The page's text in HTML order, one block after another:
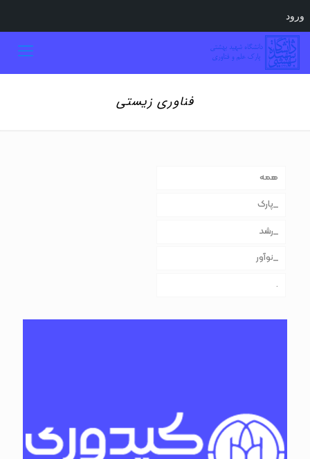
فناوری زیستی
همه
_پارک
_رشد
_نوآور
.
ورود